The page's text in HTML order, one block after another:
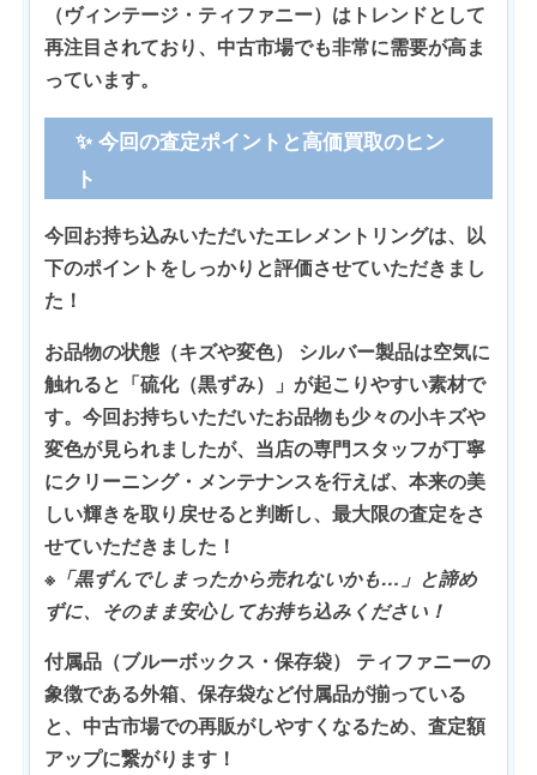
（ヴィンテージ・ティファニー）はトレンドとして
再注目されており、中古市場でも非常に需要が高ま
っています。
✨ 今回の査定ポイントと高価買取のヒン
ト
今回お持ち込みいただいたエレメントリングは、以
下のポイントをしっかりと評価させていただきまし
た！
お品物の状態（キズや変色）
シルバー製品は空気に
触れると「硫化（黒ずみ）」が起こりやすい素材で
す。今回お持ちいただいたお品物も少々の小キズや
変色が見られましたが、当店の専門スタッフが丁寧
にクリーニング・メンテナンスを行えば、本来の美
しい輝きを取り戻せると判断し、 最大限の査定をさ
せていただきました！
※「黒ずんでしまったから売れないかも…」と諦め
ずに、そのまま安心してお持ち込みください！
付属品（ブルーボックス・保存袋）
ティファニーの
象徴である外箱、保存袋など付属品が揃っている
と、中古市場での再販がしやすくなるため、査定額
アップに繋がります！